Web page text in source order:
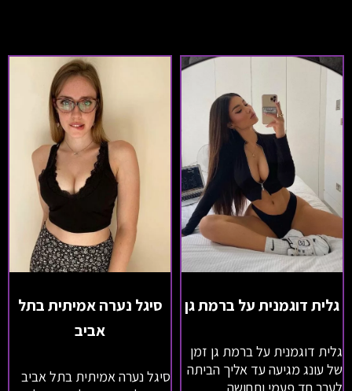
גלית דוגמנית על ברמת גן
גלית דוגמנית על ברמת גן זמן
של עונג מגיעה עד אליך הביתה
לערב חד פעמי ותחושה
סיגל נערה אמיתית בתל
אביב
סיגל נערה אמיתית בתל אביב